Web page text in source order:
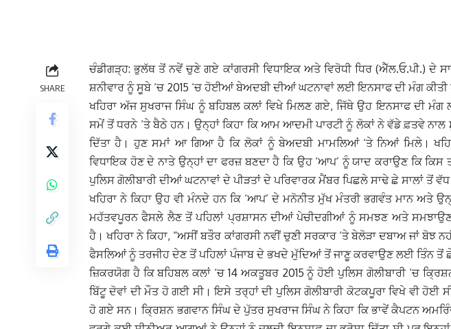
SHARE
ਚੰਡੀਗੜ੍ਹ: ਭੁਲੱਥ ਤੋਂ ਨਵੇਂ ਚੁਣੇ ਗਏ ਕਾਂਗਰਸੀ ਵਿਧਾਇਕ ਅਤੇ ਵਿਰੋਧੀ ਧਿਰ (ਐੱਲ.ਓ.ਪੀ.) ਦੇ
ਸ਼ਨੀਵਾਰ ਨੂੰ ਸੂਬੇ ‘ਚ 2015 ‘ਚ ਹੋਈਆਂ ਬੇਅਦਬੀ ਦੀਆਂ ਘਟਨਾਵਾਂ ਲਈ ਇਨਸਾਫ ਦੀ ਮੰਗ ਕੀਤੀ
ਖਹਿਰਾ ਅੱਜ ਸੁਖਰਾਜ ਸਿੰਘ ਨੂੰ ਬਹਿਬਲ ਕਲਾਂ ਵਿਖੇ ਮਿਲਣ ਗਏ, ਜਿੱਥੇ ਉਹ ਇਨਸਾਫ ਦੀ
ਸਮੇਂ ਤੋਂ ਧਰਨੇ ‘ਤੇ ਬੈਠੇ ਹਨ। ਉਨ੍ਹਾਂ ਕਿਹਾ ਕਿ ਆਮ ਆਦਮੀ ਪਾਰਟੀ ਨੂੰ ਲੋਕਾਂ ਨੇ ਵੱਡੇ ਫ਼ਤਵੇ ਨਾਲ
ਦਿੱਤਾ ਹੈ। ਹੁਣ ਸਮਾਂ ਆ ਗਿਆ ਹੈ ਕਿ ਲੋਕਾਂ ਨੂੰ ਬੇਅਦਬੀ ਮਾਮਲਿਆਂ ‘ਤੇ ਨਿਆਂ ਮਿਲੇ।
ਵਿਧਾਇਕ ਹੋਣ ਦੇ ਨਾਤੇ ਉਨ੍ਹਾਂ ਦਾ ਫਰਜ਼ ਬਣਦਾ ਹੈ ਕਿ ਉਹ ‘ਆਪ’ ਨੂੰ ਯਾਦ ਕਰਾਉਣ ਕਿ
ਪੁਲਿਸ ਗੋਲੀਬਾਰੀ ਦੀਆਂ ਘਟਨਾਵਾਂ ਦੇ ਪੀੜਤਾਂ ਦੇ ਪਰਿਵਾਰਕ ਮੈਂਬਰ ਪਿਛਲੇ ਸਾਢੇ ਛੇ ਸਾਲਾਂ ਤੋਂ
ਖਹਿਰਾ ਨੇ ਕਿਹਾ ਉਹ ਵੀ ਮੰਨਦੇ ਹਨ ਕਿ ‘ਆਪ’ ਦੇ ਮਨੋਨੀਤ ਮੁੱਖ ਮੰਤਰੀ ਭਗਵੰਤ ਮਾਨ ਅਤੇ
ਮਹੱਤਵਪੂਰਨ ਫੈਸਲੇ ਲੈਣ ਤੋਂ ਪਹਿਲਾਂ ਪ੍ਰਸ਼ਾਸਨ ਦੀਆਂ ਪੇਚੀਦਗੀਆਂ ਨੂੰ ਸਮਝਣ ਅਤੇ ਸਮਝਾਉਣ
ਹੈ। ਖਹਿਰਾ ਨੇ ਕਿਹਾ, “ਅਸੀਂ ਬਤੌਰ ਕਾਂਗਰਸੀ ਨਵੀਂ ਚੁਣੀ ਸਰਕਾਰ ‘ਤੇ ਬੇਲੋੜਾ ਦਬਾਅ ਜਾਂ ਬੋਝ
ਫੈਸਲਿਆਂ ਨੂੰ ਤਰਜੀਹ ਦੇਣ ਤੋਂ ਪਹਿਲਾਂ ਪੰਜਾਬ ਦੇ ਭਖਦੇ ਮੁੱਦਿਆਂ ਤੋਂ ਜਾਣੂ ਕਰਵਾਉਣ ਲਈ ਤਿੰਨ ਤੋਂ
ਜ਼ਿਕਰਯੋਗ ਹੈ ਕਿ ਬਹਿਬਲ ਕਲਾਂ ‘ਚ 14 ਅਕਤੂਬਰ 2015 ਨੂੰ ਹੋਈ ਪੁਲਿਸ ਗੋਲੀਬਾਰੀ ‘ਚ
ਬਿੱਟੂ ਦੋਵਾਂ ਦੀ ਮੌਤ ਹੋ ਗਈ ਸੀ। ਇਸੇ ਤਰ੍ਹਾਂ ਦੀ ਪੁਲਿਸ ਗੋਲੀਬਾਰੀ ਕੋਟਕਪੂਰਾ ਵਿਖੇ ਵੀ ਹੋਈ
ਹੋ ਗਏ ਸਨ। ਕ੍ਰਿਸ਼ਨ ਭਗਵਾਨ ਸਿੰਘ ਦੇ ਪੁੱਤਰ ਸੁਖਰਾਜ ਸਿੰਘ ਨੇ ਕਿਹਾ ਕਿ ਭਾਵੇਂ ਕੈਪਟਨ